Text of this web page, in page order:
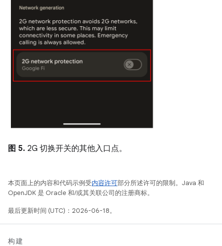
图 5. 2G 切换开关的其他入口点。
本页面上的内容和代码示例受内容许可部分所述许可的限制。Java 和
OpenJDK 是 Oracle 和/或其关联公司的注册商标。
最后更新时间 (UTC)：2026-06-18。
构建